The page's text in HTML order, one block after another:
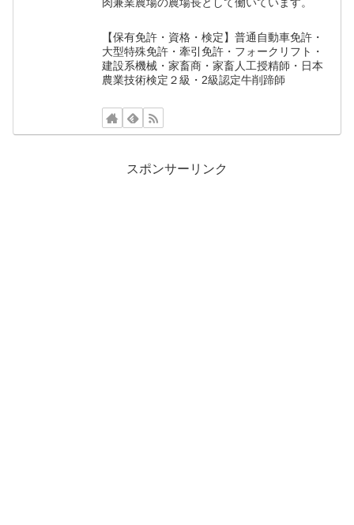
【保有免許・資格・検定】普通自動車免許・
大型特殊免許・牽引免許・フォークリフト・
建設系機械・家畜商・家畜人工授精師・日本
農業技術検定２級・2級認定牛削蹄師
スポンサーリンク